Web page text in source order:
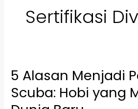
Sertifikasi
5 Alasan Menjadi
Scuba: Hobi yang
5
Alasan
Menjadi